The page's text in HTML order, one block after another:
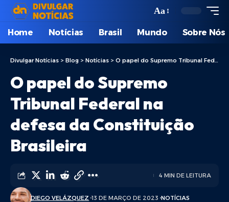
Aa
Home Notícias Brasil Mundo Sobre Nós
Divulgar Notícias > Blog > Notícias > O papel do Supremo Tribunal Federal na defesa da Constituição Brasileira
O papel do Supremo
Tribunal Federal na
defesa da Constituição
Brasileira
DIEGO VELÁZQUEZ 13 DE MARÇO DE 2023 NOTÍCIAS
4 MIN DE LEITURA